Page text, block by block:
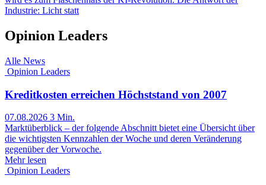
Industrie: Licht statt
Opinion Leaders
Alle News
Opinion Leaders
Kreditkosten erreichen Höchststand von 2007
07.08.2026 3 Min.
Marktüberblick – der folgende Abschnitt bietet eine Übersicht über
die wichtigsten Kennzahlen der Woche und deren Veränderung
gegenüber der Vorwoche.
Mehr lesen
Opinion Leaders